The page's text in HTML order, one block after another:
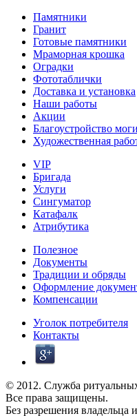
Памятники
Гранит
Готовые памятники
Мраморная крошка
Оградки
Фототаблички
Доставка и установка
Наши работы
Акции
Благоустройство
Художественная
VIP
Бригада
Услуги
Сингуматор
Катафалк
Атрибутика
Полезное
Документы
Традиции и обряды
Оформление
Компенсации
Уголок потребителя
Контакты
© 2012. Служба
Все права защищены.
Без разрешения владельца